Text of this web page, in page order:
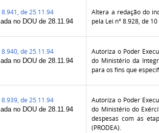
8.941, de 25.11.94
no DOU de 28.11.94
Altera a redação do
pela Lei n° 8.928, de
8.940, de 25.11.94
no DOU de 28.11.94
Autoriza o Poder
do Ministério da
para os fins que
8.939, de 25.11.94
no DOU de 28.11.94
Autoriza o Poder
do Ministério do
despesas com as
(PRODEA).